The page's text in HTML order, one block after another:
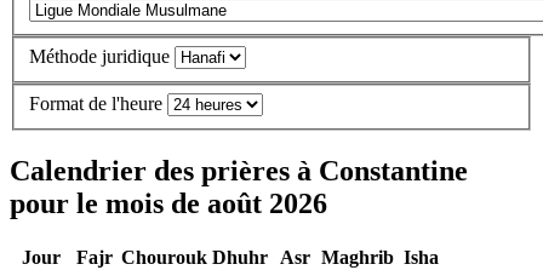
Méthode juridique
Format de l'heure
Calendrier des prières à Constantine
pour le mois de août 2026
Jour Fajr Chourouk Dhuhr Asr Maghrib Isha